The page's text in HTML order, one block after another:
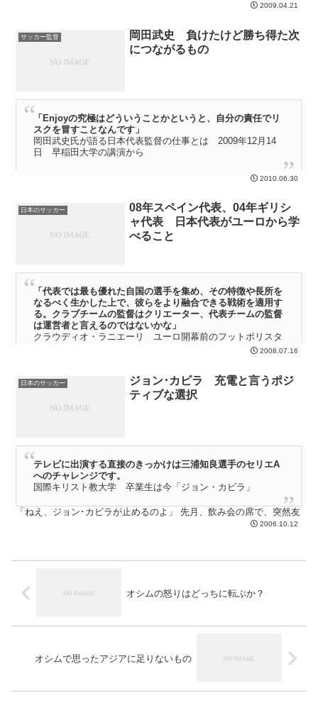
てプレイしているので、その姿を前から見たいと思ってい
た・・・・・
2009.04.21
サッカー監督
岡田武史 負けたけど勝ち得た次
につながるもの
「Enjoyの究極はどういうことかというと、自分の責任でリ
スクを冒すことなんです」
岡田武史氏が語る日本代表監督の仕事とは 2009年12月14
日 早稲田大学の講演から
パラグアイに負けた。悔しかった。体の血の90％ぐらいは、悔しさ
いる。少し時間がたった今は、じわじわと「充実感」の水位が自分の
中で上がっている。
2010.06.30
日本のサッカー
08年スペイン代表、04年ギリシ
ャ代表 日本代表がユーロから学
べること
「代表では最も優れた自国の選手を集め、その特徴や長所を
なるべく生かした上で、彼らをより融合できる戦術を適用す
る。クラブチームの監督はクリエーター、代表チームの監督
は運営者と言えるのではないかな」
クラウディオ・ラニエーリ ユーロ開幕前のフットボリスタ
ユーロ2008が終わったのに、録画した映像を何度も見続けている。
何度見ても面白い。雑誌やネットを読んでいても、幸福感に満ちた評
論が多い。誰もがスペインの美しいサッカーの優勝を、素直に喜んで
いるようだ。たまには美しいサッカーの優勝があってもいいよね？
2008.07.16
日本のサッカー
ジョン･カビラ 充電と言うポジ
ティブな選択
テレビに出演する直接のきっかけは三浦知良選手のセリエA
へのチャレンジです。
国際キリスト教大学 卒業生は今「ジョン・カビラ」
「ねえ、ジョン･カビラが止めるのよ」 先月、飲み会の席で、突然友
人が泣きそうな声を上げた。彼女の説明によると、ジョン･カビラが
2006.10.12
オシムの怒りはどっちに転ぶか？
オシムで思ったアジアに足りないもの